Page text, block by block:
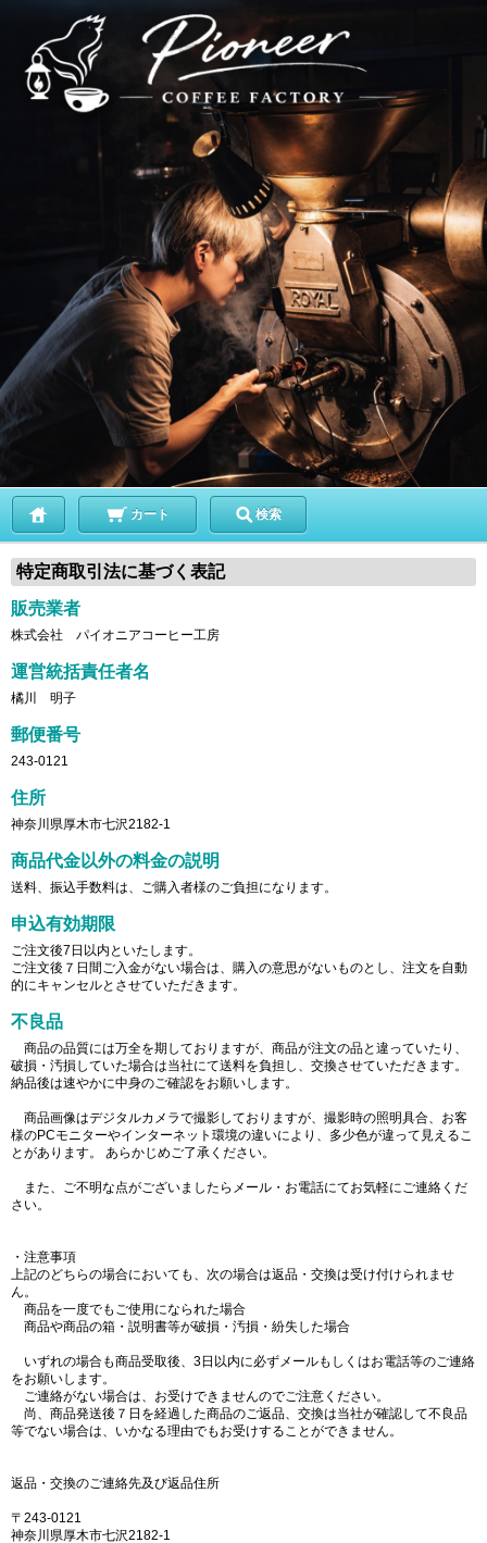
カート 検索
特定商取引法に基づく表記
販売業者
株式会社 パイオニアコーヒー工房
運営統括責任者名
橘川 明子
郵便番号
243-0121
住所
神奈川県厚木市七沢2182-1
商品代金以外の料金の説明
送料、振込手数料は、ご購入者様のご負担になります。
申込有効期限
ご注文後7日以内といたします。
ご注文後７日間ご入金がない場合は、購入の意思がないものとし、注文を自動
的にキャンセルとさせていただきます。
不良品
商品の品質には万全を期しておりますが、商品が注文の品と違っていたり、
破損・汚損していた場合は当社にて送料を負担し、交換させていただきます。
納品後は速やかに中身のご確認をお願いします。
商品画像はデジタルカメラで撮影しておりますが、撮影時の照明具合、お客
様のPCモニターやインターネット環境の違いにより、多少色が違って見えるこ
とがあります。 あらかじめご了承ください。
また、ご不明な点がございましたらメール・お電話にてお気軽にご連絡くだ
さい。
・注意事項
上記のどちらの場合においても、次の場合は返品・交換は受け付けられませ
ん。
商品を一度でもご使用になられた場合
商品や商品の箱・説明書等が破損・汚損・紛失した場合
いずれの場合も商品受取後、3日以内に必ずメールもしくはお電話等のご連絡
をお願いします。
ご連絡がない場合は、お受けできませんのでご注意ください。
尚、商品発送後７日を経過した商品のご返品、交換は当社が確認して不良品
等でない場合は、いかなる理由でもお受けすることができません。
返品・交換のご連絡先及び返品住所
〒243-0121
神奈川県厚木市七沢2182-1